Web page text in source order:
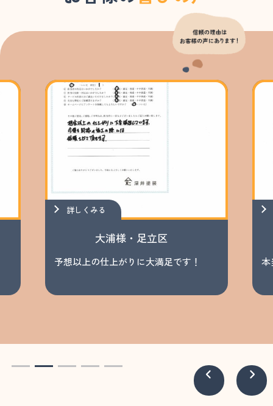
大浦様・足立区
予想以上の仕上がりに大満足です！
詳しくみる
本